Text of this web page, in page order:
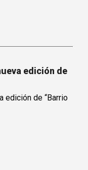
edición de